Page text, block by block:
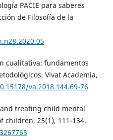
PACIE para saberes
de Filosofía de la
cualitativa: fundamentos
Vivat Academia,
va.2018.144.69-76
treating child mental
children, 25(1), 111-134.